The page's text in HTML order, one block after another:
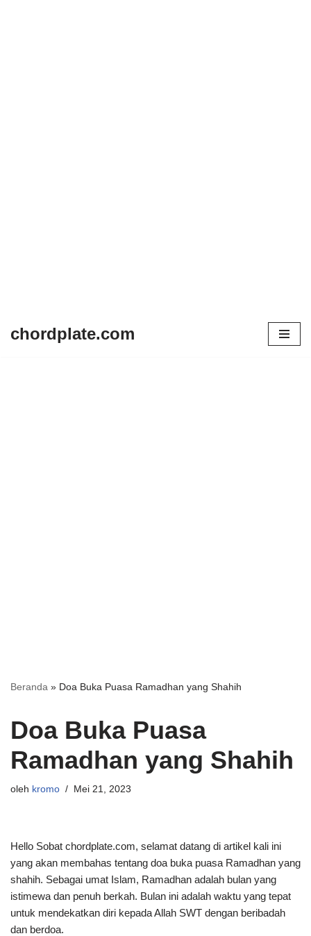
chordplate.com
Beranda » Doa Buka Puasa Ramadhan yang Shahih
Doa Buka Puasa
Ramadhan yang Shahih
oleh kromo Mei 21, 2023
Hello Sobat chordplate.com, selamat datang di artikel kali ini
yang akan membahas tentang doa buka puasa Ramadhan yang
shahih. Sebagai umat Islam, Ramadhan adalah bulan yang
istimewa dan penuh berkah. Bulan ini adalah waktu yang tepat
untuk mendekatkan diri kepada Allah SWT dengan beribadah
dan berdoa.